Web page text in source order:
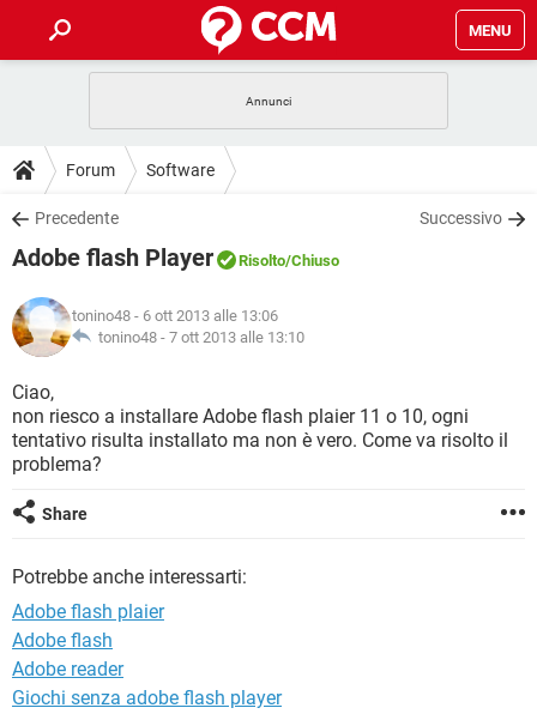
MENU
INTRATTENIMENTO
iOS
INSTAGRAM WHATSAPP
TIKTOK
HARDWARE
GUIDE
COVID-19
INSTAGRAM
TIKTOK
HARDWARE
DOWNLOAD
COVID-19 GAMING
INTRATTENIMENTO
iOS WINDOWS 10
INSTAGRAM
TIKTOK FACEBOOK
HARDWARE
COVID-19
INTRATTENIMENTO
iOS
INSTAGRAM WHATSAPP
HARDWARE
GLOSSARIO
COVID-19
INTRATTENIMENTO ANDROID
iOS
INSTAGRAM
HARDWARE
Forum Software
Precedente Successivo
Adobe flash Player Risolto/Chiuso
tonino48 - 6 ott 2013 alle 13:06
tonino48 - 7 ott 2013 alle 13:10
Ciao,
non riesco a installare Adobe flash plaier 11 o 10, ogni
tentativo risulta installato ma non è vero. Come va risolto il
problema?
Share
Potrebbe anche interessarti:
Adobe flash plaier
Adobe flash
Adobe reader
Giochi senza adobe flash player